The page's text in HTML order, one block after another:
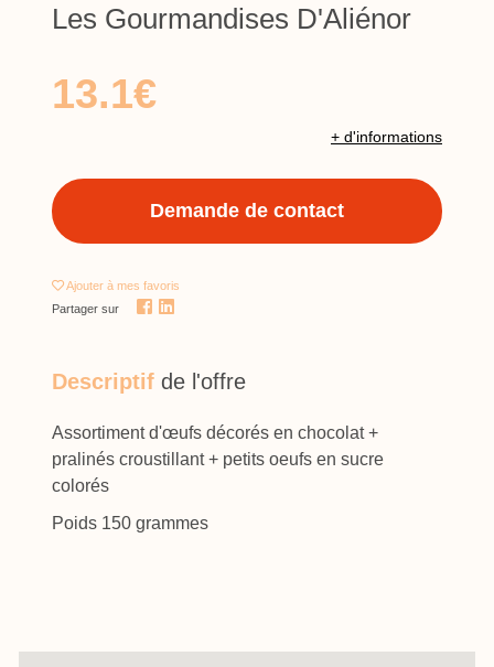
Les Gourmandises D'Aliénor
13.1€
+ d'informations
Demande de contact
Ajouter à mes favoris
Partager sur
Descriptif de l'offre
Assortiment d'œufs décorés en chocolat +
pralinés croustillant + petits oeufs en sucre
colorés
Poids 150 grammes